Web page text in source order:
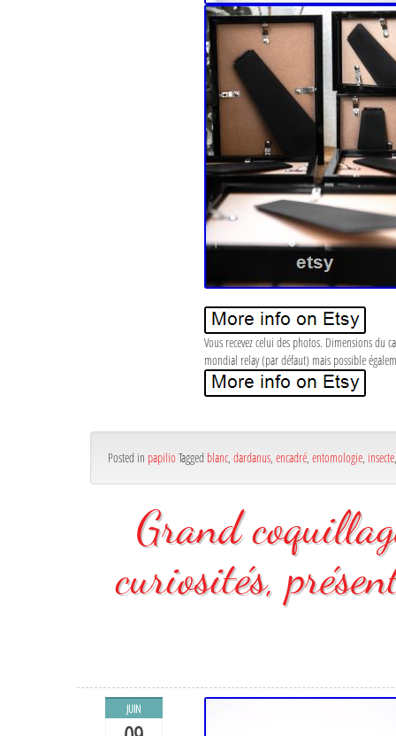
Vous recevez celui des photos. Dimensions du
mondial relay (par défaut) mais possible
Posted in papilioTagged blanc dardanus encadré entomologie insecte
Grand
curiosités,
JUIN